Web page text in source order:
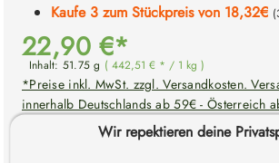
Kaufe 3 zum Stückpreis von 18,32€
22,90 €*
Inhalt: 51.75 g ( 442,51 € * / 1 kg )
*Preise inkl. MwSt. zzgl. Versandkosten.
innerhalb Deutschlands ab 59€ - Österreich
- Schweiz ab 119€.Wir repektieren deine